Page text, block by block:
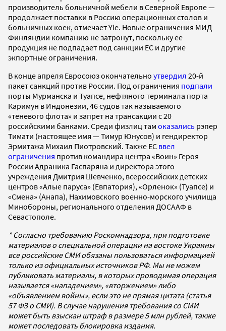
производитель больничной мебели в Северной Европе —
продолжает поставки в Россию операционных столов и
больничных коек, отмечает Yle. Новые ограничения МИД
Финляндии компанию не затронут, поскольку ее
продукция не подпадает под санкции ЕС и другие
экпортные ограничения.
В конце апреля Евросоюз окончательно утвердил 20-й
пакет санкций против России. Под ограничения подпали
порты Мурманска и Туапсе, нефтяного терминала порта
Каримун в Индонезии, 46 судов так называемого
«теневого флота» и запрет на трансакции с 20
российскими банками. Среди физлиц там оказались рэпер
Тимати (настоящее имя — Тимур Юнусов) и гендиректор
Эрмитажа Михаил Пиотровский. Также ЕС ввел
ограничения против командира центра «Воин» Героя
России Адраника Гаспаряна и директора этого
учреждения Дмитрия Шевченко, всероссийских детских
центров «Алые паруса» (Евпатория), «Орленок» (Туапсе) и
«Смена» (Анапа), Нахимовского военно-морского училища
Минобороны, регионального отделения ДОСААФ в
Севастополе.
* Согласно требованию Роскомнадзора, при подготовке
материалов о специальной операции на востоке Украины
все российские СМИ обязаны пользоваться информацией
только из официальных источников РФ. Мы не можем
публиковать материалы, в которых проводимая операция
называется «нападением», «вторжением» либо
«объявлением войны», если это не прямая цитата (статья
57 ФЗ о СМИ). В случае нарушения требования со СМИ
может быть взыскан штраф в размере 5 млн рублей, также
может последовать блокировка издания.